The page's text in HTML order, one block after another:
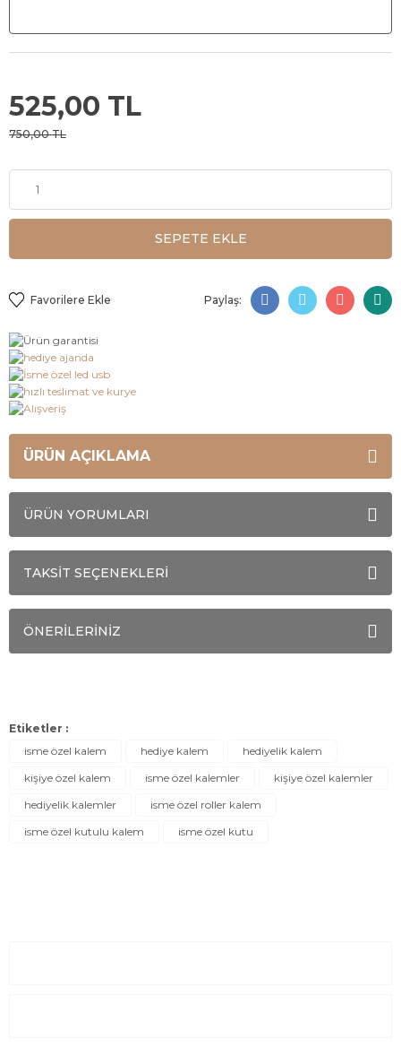
525,00 TL
750,00 TL
SEPETE EKLE
Paylaş:
ÜRÜN AÇIKLAMA
ÜRÜN YORUMLARI
TAKSİT SEÇENEKLERİ
ÖNERİLERİNİZ
Etiketler :
isme özel kalem
hediye kalem
hediyelik kalem
kişiye özel kalem
isme özel kalemler
kişiye özel kalemler
hediyelik kalemler
isme özel roller kalem
isme özel kutulu kalem
isme özel kutu